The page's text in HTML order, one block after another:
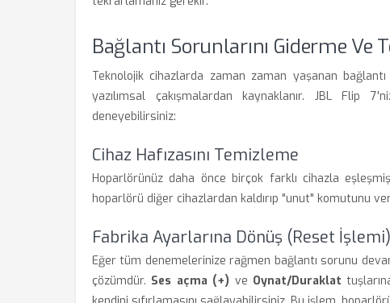
Bağlantı Sorunlarını Giderme Ve
Teknolojik cihazlarda zaman zaman yaşanan
yazılımsal çakışmalardan kaynaklanır. JBL Flip
deneyebilirsiniz:
Cihaz Hafızasını Temizleme
Hoparlörünüz daha önce birçok farklı cihazla
hoparlörü diğer cihazlardan kaldırıp "unut" komutunu
Fabrika Ayarlarına Dönüş (Reset İşlemi)
Eğer tüm denemelerinize rağmen bağlantı sorunu
çözümdür. Ses açma (+) ve Oynat/Duraklat